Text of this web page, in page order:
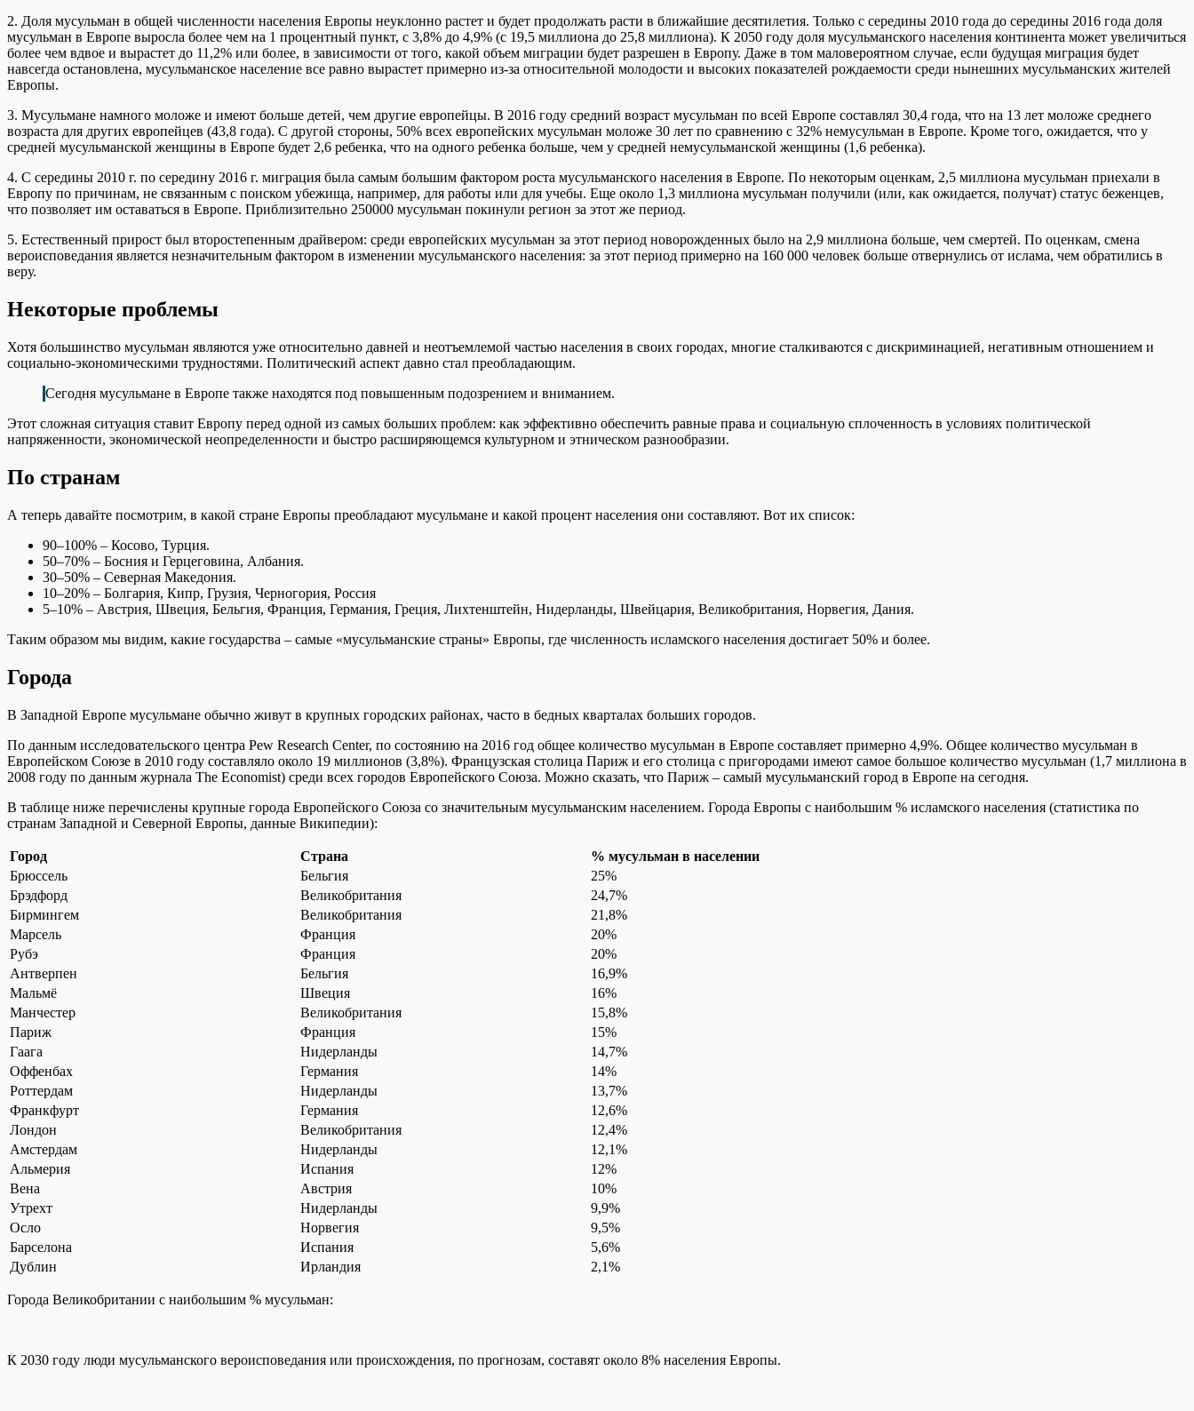
2. Доля мусульман в общей численности населения Европы неуклонно растет и будет продолжать расти в ближайшие десятилетия. Только с середины 2010 года до середины 2016 года доля
мусульман в Европе выросла более чем на 1 процентный пункт, с 3,8% до 4,9% (с 19,5 миллиона до 25,8 миллиона). К 2050 году доля мусульманского населения континента может увеличиться
более чем вдвое и вырастет до 11,2% или более, в зависимости от того, какой объем миграции будет разрешен в Европу. Даже в том маловероятном случае, если будущая миграция будет
навсегда остановлена, мусульманское население все равно вырастет примерно из-за относительной молодости и высоких показателей рождаемости среди нынешних мусульманских жителей
Европы.
3. Мусульмане намного моложе и имеют больше детей, чем другие европейцы. В 2016 году средний возраст мусульман по всей Европе составлял 30,4 года, что на 13 лет моложе среднего
возраста для других европейцев (43,8 года). С другой стороны, 50% всех европейских мусульман моложе 30 лет по сравнению с 32% немусульман в Европе. Кроме того, ожидается, что у
средней мусульманской женщины в Европе будет 2,6 ребенка, что на одного ребенка больше, чем у средней немусульманской женщины (1,6 ребенка).
4. С середины 2010 г. по середину 2016 г. миграция была самым большим фактором роста мусульманского населения в Европе. По некоторым оценкам, 2,5 миллиона мусульман приехали в
Европу по причинам, не связанным с поиском убежища, например, для работы или для учебы. Еще около 1,3 миллиона мусульман получили (или, как ожидается, получат) статус беженцев,
что позволяет им оставаться в Европе. Приблизительно 250000 мусульман покинули регион за этот же период.
5. Естественный прирост был второстепенным драйвером: среди европейских мусульман за этот период новорожденных было на 2,9 миллиона больше, чем смертей. По оценкам, смена
вероисповедания является незначительным фактором в изменении мусульманского населения: за этот период примерно на 160 000 человек больше отвернулись от ислама, чем обратились в
веру.
Некоторые проблемы
Хотя большинство мусульман являются уже относительно давней и неотъемлемой частью населения в своих городах, многие сталкиваются с дискриминацией, негативным отношением и
социально-экономическими трудностями. Политический аспект давно стал преобладающим.
Сегодня мусульмане в Европе также находятся под повышенным подозрением и вниманием.
Этот сложная ситуация ставит Европу перед одной из самых больших проблем: как эффективно обеспечить равные права и социальную сплоченность в условиях политической
напряженности, экономической неопределенности и быстро расширяющемся культурном и этническом разнообразии.
По странам
А теперь давайте посмотрим, в какой стране Европы преобладают мусульмане и какой процент населения они составляют. Вот их список:
90–100% – Косово, Турция.
50–70% – Босния и Герцеговина, Албания.
30–50% – Северная Македония.
10–20% – Болгария, Кипр, Грузия, Черногория, Россия
5–10% – Австрия, Швеция, Бельгия, Франция, Германия, Греция, Лихтенштейн, Нидерланды, Швейцария, Великобритания, Норвегия, Дания.
Таким образом мы видим, какие государства – самые «мусульманские страны» Европы, где численность исламского населения достигает 50% и более.
Города
В Западной Европе мусульмане обычно живут в крупных городских районах, часто в бедных кварталах больших городов.
По данным исследовательского центра Pew Research Center, по состоянию на 2016 год общее количество мусульман в Европе составляет примерно 4,9%. Общее количество мусульман в
Европейском Союзе в 2010 году составляло около 19 миллионов (3,8%). Французская столица Париж и его столица с пригородами имеют самое большое количество мусульман (1,7 миллиона в
2008 году по данным журнала The Economist) среди всех городов Европейского Союза. Можно сказать, что Париж – самый мусульманский город в Европе на сегодня.
В таблице ниже перечислены крупные города Европейского Союза со значительным мусульманским населением. Города Европы с наибольшим % исламского населения (статистика по
странам Западной и Северной Европы, данные Википедии):
Город Страна
% мусульман в населении
Брюссель
Бельгия
25%
Брэдфорд
Великобритания
24,7%
Бирмингем
Великобритания
21,8%
Марсель
Франция
20%
Рубэ
Франция
20%
Антверпен
Бельгия
16,9%
Мальмё
Швеция
16%
Манчестер
Великобритания
15,8%
Париж
Франция
15%
Гаага
Нидерланды
14,7%
Оффенбах
Германия
14%
Роттердам
Нидерланды
13,7%
Франкфурт
Германия
12,6%
Лондон
Великобритания
12,4%
Амстердам
Нидерланды
12,1%
Альмерия
Испания
12%
Вена
Австрия
10%
Утрехт
Нидерланды
9,9%
Осло
Норвегия
9,5%
Барселона
Испания
5,6%
Дублин
Ирландия 2,1%
Города Великобритании с наибольшим % мусульман:
К 2030 году люди мусульманского вероисповедания или происхождения, по прогнозам, составят около 8% населения Европы.